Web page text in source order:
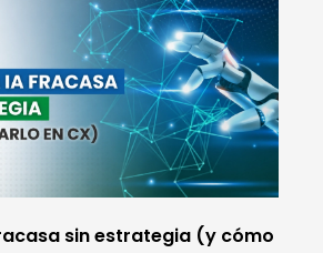
sin estrategia (y cómo